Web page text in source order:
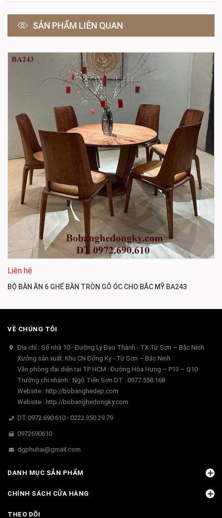
SẢN PHẨM LIÊN QUAN
Liên hệ
BỘ BÀN ĂN 6 GHẾ BÀN TRÒN GỖ ÓC CHO BẮC MỸ BA243
VỀ CHÚNG TÔI
Địa chỉ : Số nhà 10 - Đường Lý Đạo Thành - TX Từ Sơn – Băc Ninh
Xưởng sản xuất: Khu CN Đồng Kỵ - Từ Sơn – Bắc Ninh
Văn phòng đại diện tai TP HCM : Đường Hòa Hưng – P13 – Q10
Trướng chi nhánh : Ngô Tiến Sơn DT : 0977.558.168
Website : http://bobanghedep.com
Website : http://bobanghedongky.com
DT 0972.690.610 - 0222.350.29.79
0972690610
dgphuhai@gmail.com
DANH MỤC SẢN PHẨM
CHÍNH SÁCH CỬA HÀNG
THEO DÕI